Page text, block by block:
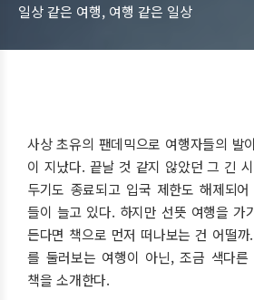
일상 같은 여행, 여행 같은 일상
사상 초유의 팬데믹으로 여행자들의 발
이 지났다. 끝날 것 같지 않았던 그 긴
두기도 종료되고 입국 제한도 해제되
들이 늘고 있다. 하지만 선뜻 여행을 가
든다면 책으로 먼저 떠나보는 건 어떨
를 둘러보는 여행이 아닌, 조금 색다른
책을 소개한다.